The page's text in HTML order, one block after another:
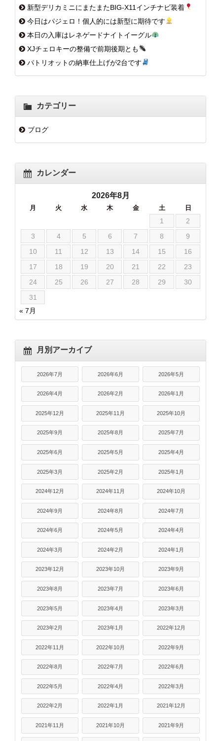
新型デリカミニにまたまたBIG-X11インチナビ装着
今日はパジェロ！個人的には新型に期待です
本日の入庫はレネゲードナイトイーグル
XJチェロキーの整備で前期後期とも
パトリオットの納車仕上げが2台です
カテゴリー
ブログ
カレンダー
2026年8月
月 火 水 木 金 土 日
1
2
3
4 5 6 7 8
9
10
11 12 13 14 15
16
17
18 19 20 21 22
23
24
25 26 27 28 29
30
31
« 7月
月別アーカイブ
2026年7月 2026年6月 2026年5月
2026年4月 2026年2月 2026年1月
2025年12月 2025年11月 2025年10月
2025年9月 2025年8月 2025年7月
2025年6月 2025年5月 2025年4月
2025年3月 2025年2月 2025年1月
2024年12月 2024年11月 2024年10月
2024年9月 2024年8月 2024年7月
2024年6月 2024年5月 2024年4月
2024年3月 2024年2月 2024年1月
2023年12月 2023年10月 2023年9月
2023年8月 2023年7月 2023年6月
2023年5月 2023年4月 2023年3月
2023年2月 2023年1月 2022年12月
2022年11月 2022年10月 2022年9月
2022年8月 2022年7月 2022年6月
2022年5月 2022年4月 2022年3月
2022年2月 2022年1月 2021年12月
2021年11月 2021年10月 2021年9月